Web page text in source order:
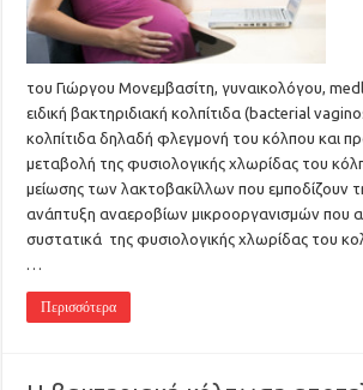
του Γιώργου Μονεμβασίτη, γυναικολόγου,
ειδική βακτηριδιακή κολπίτιδα (bacterial
κολπίτιδα δηλαδή φλεγμονή του κόλπου και
μεταβολή της φυσιολογικής χλωρίδας του
μείωσης των λακτοβακίλλων που εμποδίζουν
ανάπτυξη αναεροβίων μικροοργανισμών που
συστατικά της φυσιολογικής χλωρίδας του
…
Περισσότερα